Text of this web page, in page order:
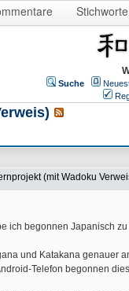
Stichworte
Suche
(mit Wadoku
ich begonnen Japanisch
und Katakana genauer
Telefon begonnen